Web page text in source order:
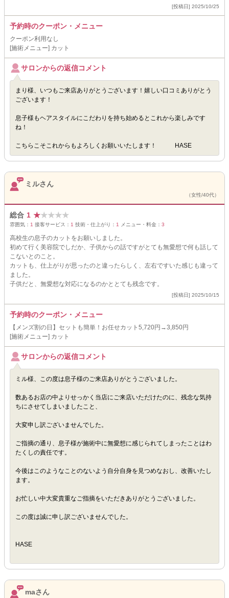
[投稿日] 2025/10/25
予約時のクーポン・メニュー
クーポン利用なし
[施術メニュー] カット
サロンからの返信コメント
まり様、いつもご来店ありがとうございます！嬉しい口コミありがとう
ございます！
息子様もヘアスタイルにこだわりを持ち始めるとこれから楽しみです
ね！
こちらこそこれからもよろしくお願いいたします！ HASE
ミルさん
（女性/40代）
総合 1 ★★★★★
雰囲気： 1 接客サービス： 1 技術・仕上がり： 1 メニュー・料金： 3
高校生の息子のカットをお願いしました。
初めて行く美容院でしだか、子供からの話ですがとても無愛想で何も話して
こないとのこと。
カットも、仕上がりが思ったのと違ったらしく、左右ですいた感じも違って
ました。
子供だと、無愛想な対応になるのかととても残念です。
[投稿日] 2025/10/15
予約時のクーポン・メニュー
【メンズ割の日】セットも簡単！お任せカット5,720円→3,850円
[施術メニュー] カット
サロンからの返信コメント
ミル様、この度は息子様のご来店ありがとうございました。
数あるお店の中よりせっかく当店にご来店いただけたのに、残念な気持
ちにさせてしまいましたこと、
大変申し訳ございませんでした。
ご指摘の通り、息子様が施術中に無愛想に感じられてしまったことはわ
たくしの責任です。
今後はこのようなことのないよう自分自身を見つめなおし、改善いたし
ます。
お忙しい中大変貴重なご指摘をいただきありがとうございました。
この度は誠に申し訳ございませんでした。
HASE
maさん